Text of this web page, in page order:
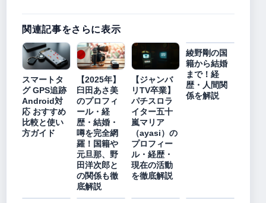
関連記事をさらに表示
スマートタ
グ GPS追跡
Android対
応 おすすめ
比較と使い
方ガイド
【2025年】
臼田あさ美
のプロフィ
ール・経
歴・結婚・
噂を完全網
羅！国籍や
元旦那、野
田洋次郎と
の関係も徹
底解説
【ジャンバ
リTV卒業】
パチスロラ
イター五十
嵐マリア
（ayasi）の
プロフィー
ル・経歴・
現在の活動
を徹底解説
綾野剛の国
籍から結婚
まで！経
歴・人間関
係を解説